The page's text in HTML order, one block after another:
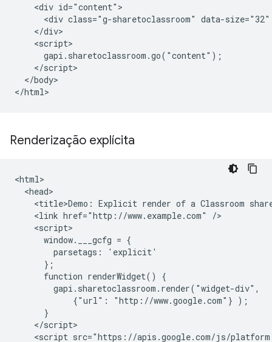
    <div id="content">
<div class="g-sharetoclassroom" data-
    </div>
    <script>
      gapi.sharetoclassroom.go("content");
    </script>
  </body>
Renderização explícita
<html>
  <head>
<title>Demo: Explicit render of a Classroom
    <link href="http://www.example.com" />
    <script>
      window.___gcfg = {
        parsetags: 'explicit'
      };
      function renderWidget() {
        gapi.sharetoclassroom.render("widget-div",
            {"url": "http://www.google.com"} );
      }
    </script>
<script src="https://apis.google.com/js/